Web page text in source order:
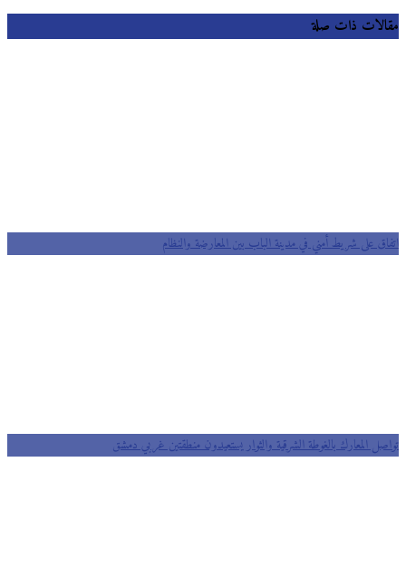
مقالات ذات صلة
اتفاق على شريط أمني في مدينة الباب بين المعارضة والنظام
تواصل المعارك بالغوطة الشرقية والثوار يستعيدون منطقتين غربي دمشق